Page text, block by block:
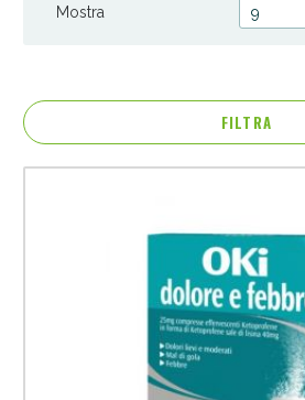
Mostra 9
FILTRA
Anticellulite e Fanghi: Sconto